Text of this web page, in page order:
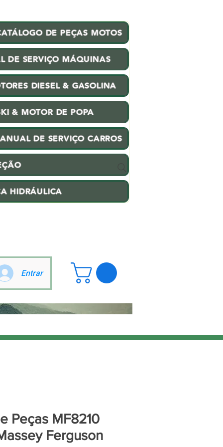
DE PEÇAS MOTOS
DE SERVIÇO MÁQUINAS
DIESEL & GASOLINA
& MOTOR DE POPA
DE SERVIÇO CARROS
HIDRÁULICA
Entrar
Peças MF8210
Ferguson